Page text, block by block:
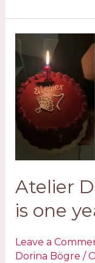
horgolt
táskák
visszatérése
az
Atelier
D7
kreatív
stúdióba
Atelier
is one
Leave a
Dorina Bögre /